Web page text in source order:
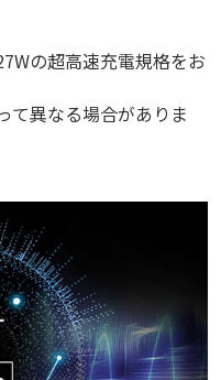
の超高速充電規格をお
て異なる場合がありま